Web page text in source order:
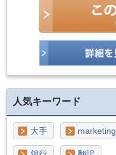
人気キーワード
大手 marketing